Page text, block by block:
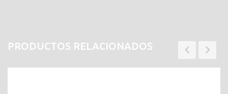
PRODUCTOS RELACIONADOS